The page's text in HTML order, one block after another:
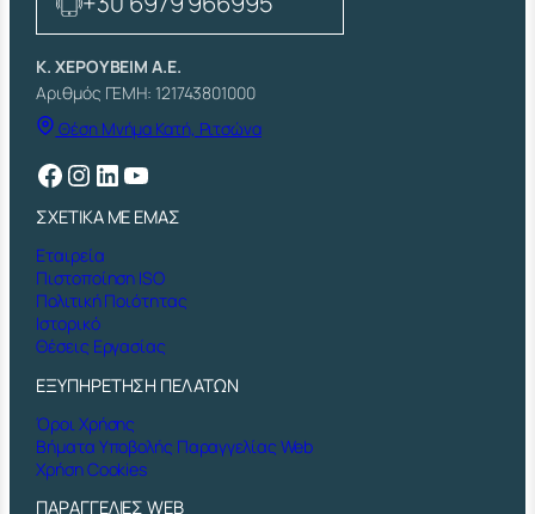
Κ. ΧΕΡΟΥΒΕΙΜ Α.Ε.
Αριθμός ΓΕΜΗ: 121743801000
Θέση Μνήμα Κατή, Ριτσώνα
Facebook Instagram Linkedin YouTube
ΣΧΕΤΙΚΑ ΜΕ ΕΜΑΣ
Εταιρεία
Πιστοποίηση ISO
Πολιτική Ποιότητας
Ιστορικό
Θέσεις Εργασίας
ΕΞΥΠΗΡΕΤΗΣΗ ΠΕΛΑΤΩΝ
Όροι Χρήσης
Βήματα Υποβολής Παραγγελίας Web
Χρήση Cookies
ΠΑΡΑΓΓΕΛΙΕΣ WEB